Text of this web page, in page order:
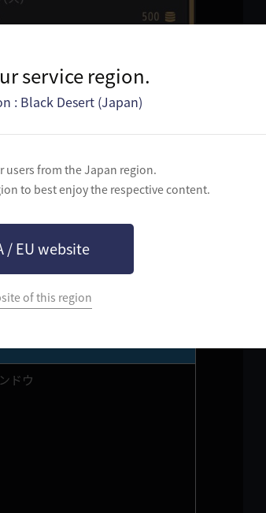
service region.
: Black Desert (Japan)
from the Japan region.
to best enjoy the respective content.
/ EU website
of this region
されました。
ドウ